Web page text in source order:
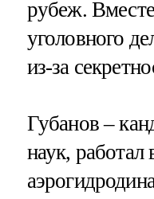
рубеж.
уголовного
из-за
Губанов –
наук,